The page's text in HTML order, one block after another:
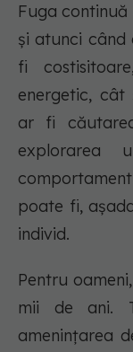
Fuga
și atunci când
fi
energetic,
ar fi
explorarea
poate fi,
individ.
Pentru
mii de ani.
amenințarea